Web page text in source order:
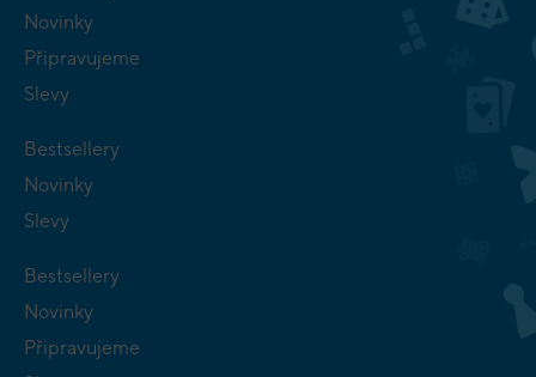
Novinky
Připravujeme
Slevy
Bestsellery
Novinky
Slevy
Bestsellery
Novinky
Připravujeme